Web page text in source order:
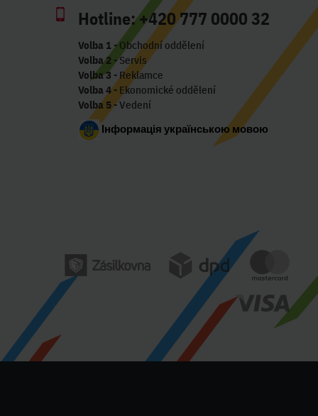
Hotline:+420 777 0000 32
Volba 1- Obchodní oddělení
Volba 2 - Servis
Volba 3 - Reklamce
Volba 4- Ekonomické oddělení
Volba 5- Vedení
Інформація українською мовою